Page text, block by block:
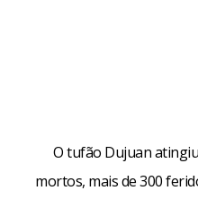
O tufão Dujuan
mortos, mais de 300